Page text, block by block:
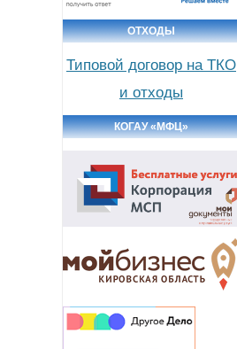
ОТХОДЫ
Типовой договор на ТКО
и отходы
КОГАУ «МФЦ»